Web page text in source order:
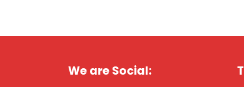
We are Social: